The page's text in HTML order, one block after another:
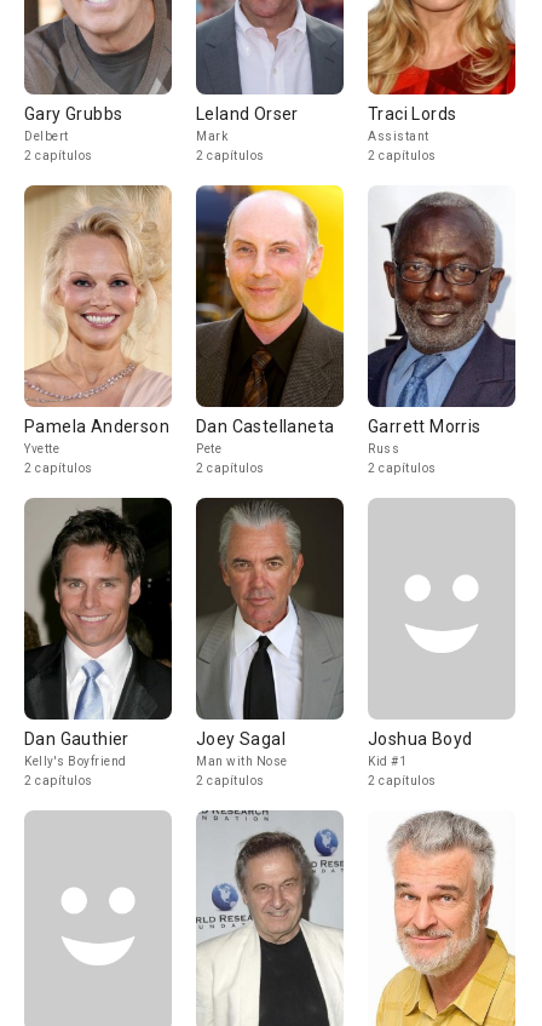
Gary Grubbs
Delbert
2 capítulos
Leland Orser
Mark
2 capítulos
Traci Lords
Assistant
2 capítulos
Pamela Anderson
Yvette
2 capítulos
Dan Castellaneta
Pete
2 capítulos
Garrett Morris
Russ
2 capítulos
Dan Gauthier
Kelly's Boyfriend
2 capítulos
Joey Sagal
Man with Nose
2 capítulos
Joshua Boyd
Kid #1
2 capítulos